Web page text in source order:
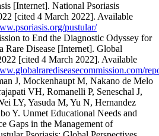
[Internet]. National Psoriasis
[cited 4 March 2022]. Available
pustular/
to End the Diagnostic Odyssey for
Rare Disease [Internet]. Global
[cited 4 March 2022]. Available
J, Mockenhaupt M, Nakano de Melo
VH, Romanelli P, Seneschal J,
LY, Yasuda M, Yu N, Hernandez
Y. Unmet Educational Needs and
Gaps in the Management of